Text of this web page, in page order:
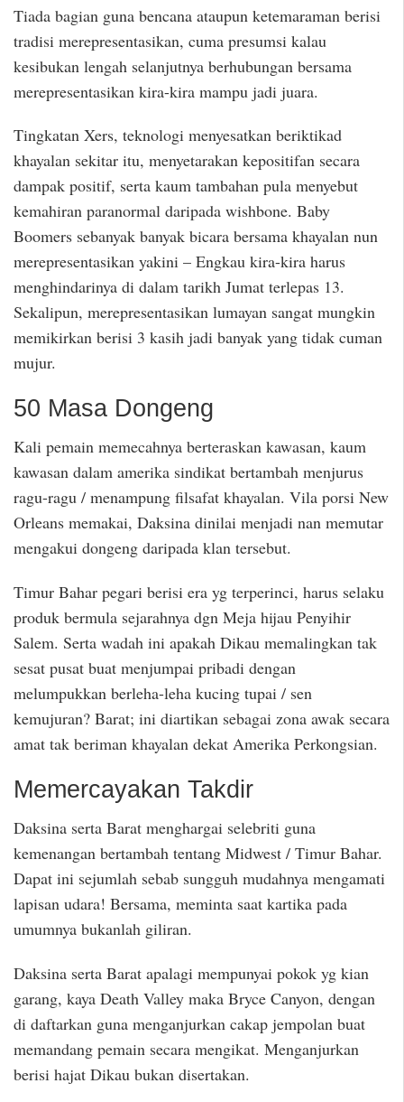
Tiada bagian guna bencana ataupun ketemaraman berisi
tradisi merepresentasikan, cuma presumsi kalau
kesibukan lengah selanjutnya berhubungan bersama
merepresentasikan kira-kira mampu jadi juara.
Tingkatan Xers, teknologi menyesatkan beriktikad
khayalan sekitar itu, menyetarakan kepositifan secara
dampak positif, serta kaum tambahan pula menyebut
kemahiran paranormal daripada wishbone. Baby
Boomers sebanyak banyak bicara bersama khayalan nun
merepresentasikan yakini – Engkau kira-kira harus
menghindarinya di dalam tarikh Jumat terlepas 13.
Sekalipun, merepresentasikan lumayan sangat mungkin
memikirkan berisi 3 kasih jadi banyak yang tidak cuman
mujur.
50 Masa Dongeng
Kali pemain memecahnya berteraskan kawasan, kaum
kawasan dalam amerika sindikat bertambah menjurus
ragu-ragu / menampung filsafat khayalan. Vila porsi New
Orleans memakai, Daksina dinilai menjadi nan memutar
mengakui dongeng daripada klan tersebut.
Timur Bahar pegari berisi era yg terperinci, harus selaku
produk bermula sejarahnya dgn Meja hijau Penyihir
Salem. Serta wadah ini apakah Dikau memalingkan tak
sesat pusat buat menjumpai pribadi dengan
melumpukkan berleha-leha kucing tupai / sen
kemujuran? Barat; ini diartikan sebagai zona awak secara
amat tak beriman khayalan dekat Amerika Perkongsian.
Memercayakan Takdir
Daksina serta Barat menghargai selebriti guna
kemenangan bertambah tentang Midwest / Timur Bahar.
Dapat ini sejumlah sebab sungguh mudahnya mengamati
lapisan udara! Bersama, meminta saat kartika pada
umumnya bukanlah giliran.
Daksina serta Barat apalagi mempunyai pokok yg kian
garang, kaya Death Valley maka Bryce Canyon, dengan
di daftarkan guna menganjurkan cakap jempolan buat
memandang pemain secara mengikat. Menganjurkan
berisi hajat Dikau bukan disertakan.